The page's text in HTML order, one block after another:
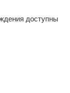
доступны